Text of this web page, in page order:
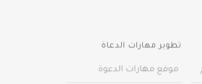
تطوير مهارات الدعاة
موقع مهارات الدعوة